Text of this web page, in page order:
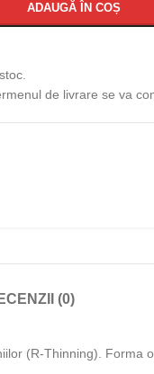
ADAUGĂ ÎN COȘ
de livrare se va
(0)
(R-Thinning). Forma